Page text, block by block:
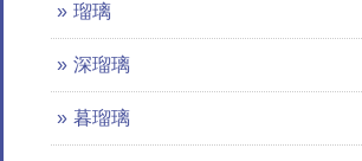
瑠璃
深瑠璃
暮瑠璃